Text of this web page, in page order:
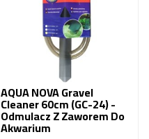
AQUA NOVA Gravel
Cleaner 60cm (GC-24) -
Odmulacz Z Zaworem Do
Akwarium